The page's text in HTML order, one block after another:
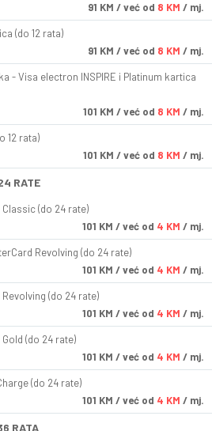
91 KM / već od 8 KM / mj.
(do 12 rata)
91 KM / već od 8 KM / mj.
- Visa electron INSPIRE i Platinum kartica
101 KM / već od 8 KM / mj.
12 rata)
101 KM / već od 8 KM / mj.
RATE
(do 24 rate)
101 KM / već od 4 KM / mj.
Revolving (do 24 rate)
101 KM / već od 4 KM / mj.
(do 24 rate)
101 KM / već od 4 KM / mj.
(do 24 rate)
101 KM / već od 4 KM / mj.
(do 24 rate)
101 KM / već od 4 KM / mj.
RATA